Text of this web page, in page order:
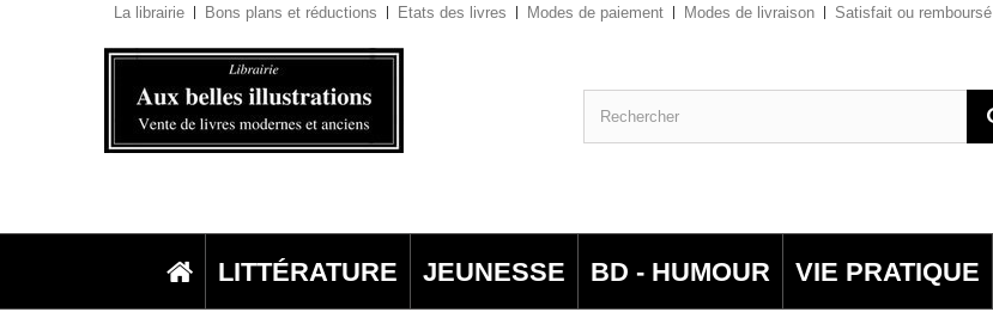
La librairie Bons plans et réductions Etats des livres Modes de paiement Modes de livraison Satisfait ou remboursé
LITTÉRATURE JEUNESSE BD - HUMOUR VIE PRATIQUE